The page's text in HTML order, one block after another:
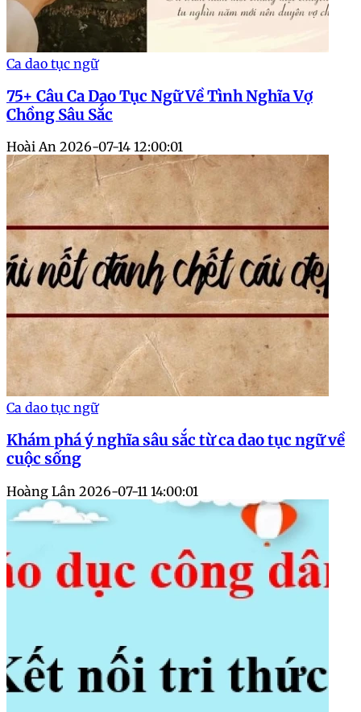
Ca dao tục ngữ
75+ Câu Ca Dao Tục Ngữ Về Tình Nghĩa Vợ
Chồng Sâu Sắc
Hoài An 2026-07-14 12:00:01
Ca dao tục ngữ
Khám phá ý nghĩa sâu sắc từ ca dao tục ngữ về
cuộc sống
Hoàng Lân 2026-07-11 14:00:01